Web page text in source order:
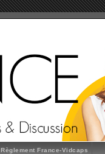
Règlement France-Vidcaps